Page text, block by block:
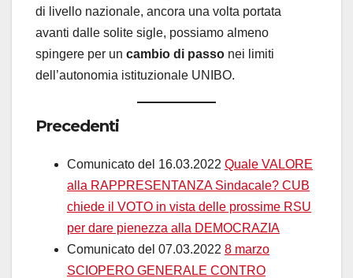
di livello nazionale, ancora una volta portata
avanti dalle solite sigle, possiamo almeno
spingere per un cambio di passo nei limiti
dell’autonomia istituzionale UNIBO.
Precedenti
Comunicato del 16.03.2022 Quale VALORE
alla RAPPRESENTANZA Sindacale? CUB
chiede il VOTO in vista delle prossime RSU
per dare pienezza alla DEMOCRAZIA
Comunicato del 07.03.2022 8 marzo
SCIOPERO GENERALE CONTRO